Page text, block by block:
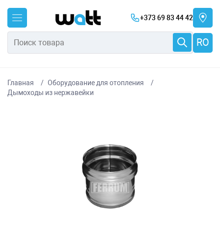
+373 69 83 44 42
RO
Главная
Оборудование для отопления
Дымоходы из нержавейки